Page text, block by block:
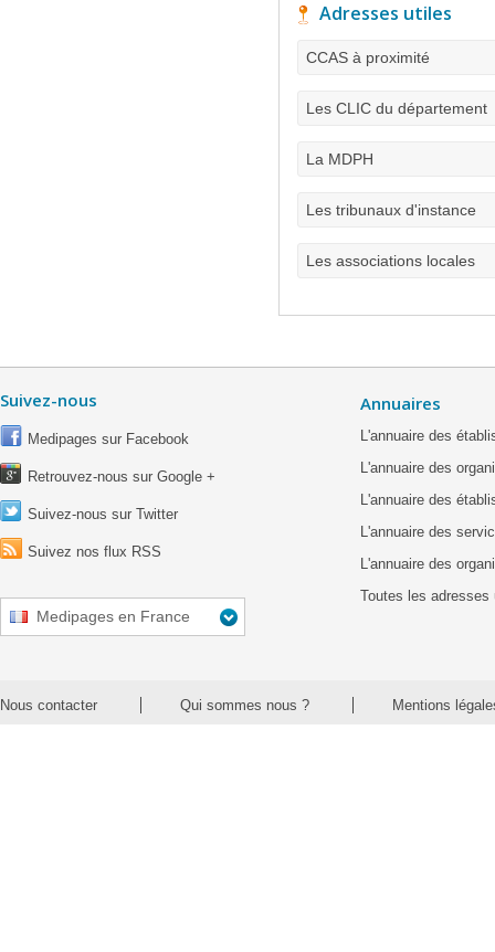
Adresses utiles
CCAS à proximité
Les CLIC du département
La MDPH
Les tribunaux d'instance
Les associations locales
Suivez-nous
Medipages sur Facebook
Retrouvez-nous sur Google +
Suivez-nous sur Twitter
Suivez nos flux RSS
Medipages en France
Annuaires
L'annuaire des
L'annuaire des
L'annuaire des
L'annuaire des
L'annuaire des
Toutes les adresses
Nous contacter Qui sommes nous ? Mentions